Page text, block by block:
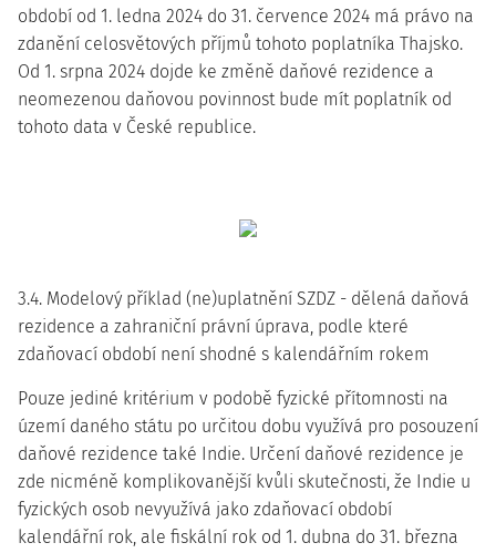
období od 1. ledna 2024 do 31. července 2024 má právo na
zdanění celosvětových příjmů tohoto poplatníka Thajsko.
Od 1. srpna 2024 dojde ke změně daňové rezidence a
neomezenou daňovou povinnost bude mít poplatník od
tohoto data v České republice.
3.4. Modelový příklad (ne)uplatnění SZDZ - dělená daňová
rezidence a zahraniční právní úprava, podle které
zdaňovací období není shodné s kalendářním rokem
Pouze jediné kritérium v podobě fyzické přítomnosti na
území daného státu po určitou dobu využívá pro posouzení
daňové rezidence také Indie. Určení daňové rezidence je
zde nicméně komplikovanější kvůli skutečnosti, že Indie u
fyzických osob nevyužívá jako zdaňovací období
kalendářní rok, ale fiskální rok od 1. dubna do 31. března